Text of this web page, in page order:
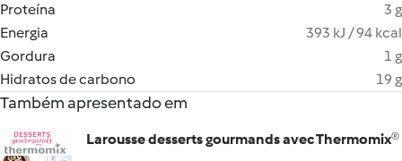
Proteína
3 g
Energia
393 kJ / 94 kcal
Gordura
1 g
Hidratos de carbono
19 g
Também apresentado em
Larousse desserts gourmands avec Thermomix®